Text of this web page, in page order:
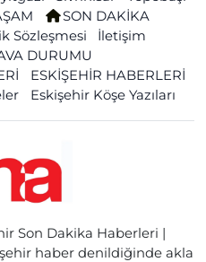
SON DAKİKA
Sözleşmesi
İletişim
DURUMU
ESKİŞEHİR HABERLERİ
Eskişehir Köşe Yazıları
Son Dakika Haberleri |
haber denildiğinde akla